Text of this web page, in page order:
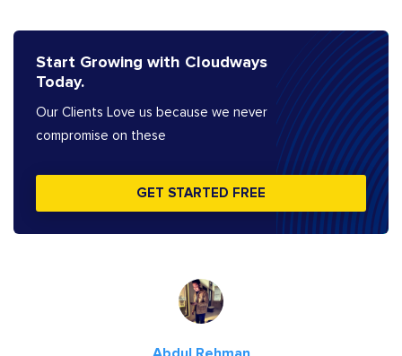
Start Growing with Cloudways
Today.
Our Clients Love us because we never
compromise on these
GET STARTED FREE